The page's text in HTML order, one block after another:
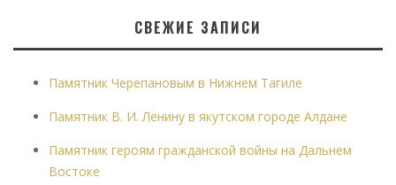
СВЕЖИЕ ЗАПИСИ
Памятник Черепановым в Нижнем Тагиле
Памятник В. И. Ленину в якутском городе Алдане
Памятник героям гражданской войны на Дальнем
Востоке